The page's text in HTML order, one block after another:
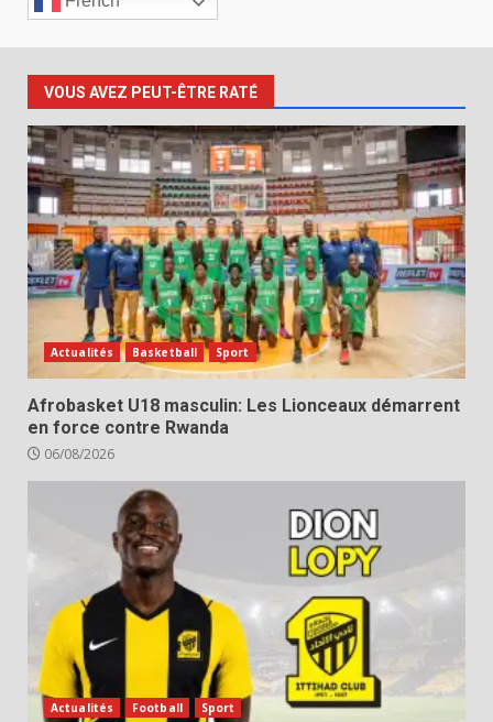
VOUS AVEZ PEUT-ÊTRE RATÉ
Actualités Basketball Sport
Afrobasket U18 masculin: Les Lionceaux démarrent
en force contre Rwanda
06/08/2026
Actualités Football Sport